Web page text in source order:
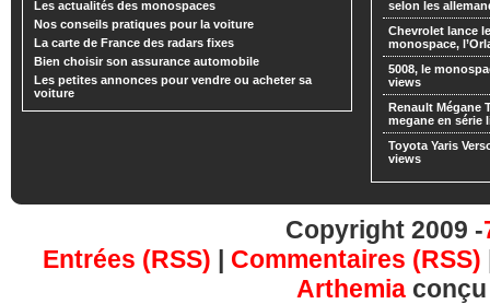
Les actualités des monospaces
Nos conseils pratiques pour la voiture
La carte de France des radars fixes
Bien choisir son assurance automobile
Les petites annonces pour vendre ou acheter sa
voiture
selon les
Chevrolet lance
monospace,
5008, le
views
Renault Mégane
megane en série
Toyota Yaris
views
Copyright 2009 -
Entrées (RSS) | Commentaires (RSS)
Arthemia